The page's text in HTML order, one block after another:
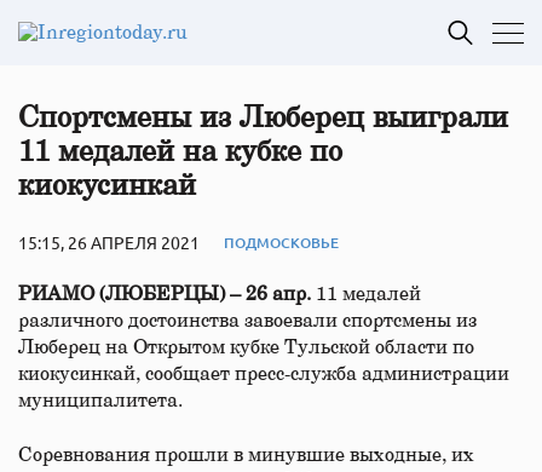
Спортсмены из Люберец выиграли
11 медалей на кубке по
киокусинкай
15:15, 26 АПРЕЛЯ 2021 ПОДМОСКОВЬЕ
РИАМО (ЛЮБЕРЦЫ) – 26 апр. 11 медалей
различного достоинства завоевали спортсмены из
Люберец на Открытом кубке Тульской области по
киокусинкай, сообщает пресс-служба администрации
муниципалитета.
Соревнования прошли в минувшие выходные, их